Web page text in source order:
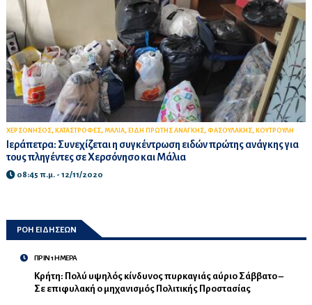
ΧΕΡΣΟΝΗΣΟΣ, ΚΑΤΑΣΤΡΟΦΕΣ, ΜΑΛΙΑ, ΕΙΔΗ ΠΡΩΤΗΣ ΑΝΑΓΚΗΣ, ΦΑΣΟΥΛΑΚΗΣ, ΚΟΥΤΡΟΥΛΗ
Ιεράπετρα: Συνεχίζεται η συγκέντρωση ειδών πρώτης ανάγκης για
τους πληγέντες σε Χερσόνησο και Μάλια
08:45 π.μ. - 12/11/2020
ΡΟΗ ΕΙΔΗΣΕΩΝ
ΠΡΙΝ 1 ΗΜΕΡΑ
Κρήτη: Πολύ υψηλός κίνδυνος πυρκαγιάς αύριο Σάββατο –
Σε επιφυλακή ο μηχανισμός Πολιτικής Προστασίας